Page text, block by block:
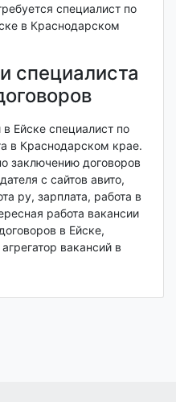
специалист по
в Краснодарском
специалиста
Ейске специалист по
в Краснодарском крае.
заключению договоров
с сайтов авито,
ру, зарплата, работа в
работа вакансии
в Ейске,
вакансий в